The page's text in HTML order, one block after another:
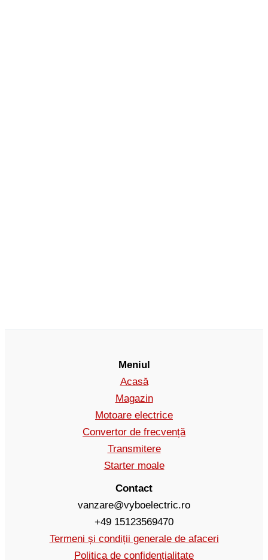
Meniul
Acasă
Magazin
Motoare electrice
Convertor de frecvență
Transmitere
Starter moale
Contact
vanzare@vyboelectric.ro
+49 15123569470
Termeni și condiții generale de afaceri
Politica de confidențialitate